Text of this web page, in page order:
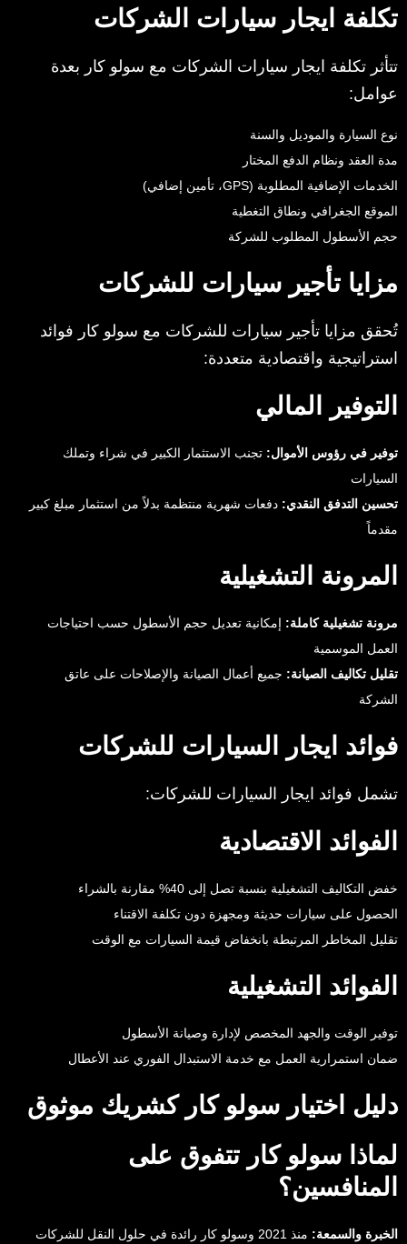
تكلفة ايجار سيارات الشركات
تتأثر تكلفة ايجار سيارات الشركات مع سولو كار بعدة
عوامل:
نوع السيارة والموديل والسنة
مدة العقد ونظام الدفع المختار
الخدمات الإضافية المطلوبة (GPS، تأمين إضافي)
الموقع الجغرافي ونطاق التغطية
حجم الأسطول المطلوب للشركة
مزايا تأجير سيارات للشركات
تُحقق مزايا تأجير سيارات للشركات مع سولو كار فوائد
استراتيجية واقتصادية متعددة:
التوفير المالي
توفير في رؤوس الأموال: تجنب الاستثمار الكبير في شراء وتملك
السيارات
تحسين التدفق النقدي: دفعات شهرية منتظمة بدلاً من استثمار مبلغ كبير
مقدماً
المرونة التشغيلية
مرونة تشغيلية كاملة: إمكانية تعديل حجم الأسطول حسب احتياجات
العمل الموسمية
تقليل تكاليف الصيانة: جميع أعمال الصيانة والإصلاحات على عاتق
الشركة
فوائد ايجار السيارات للشركات
تشمل فوائد ايجار السيارات للشركات:
الفوائد الاقتصادية
خفض التكاليف التشغيلية بنسبة تصل إلى 40% مقارنة بالشراء
الحصول على سيارات حديثة ومجهزة دون تكلفة الاقتناء
تقليل المخاطر المرتبطة بانخفاض قيمة السيارات مع الوقت
الفوائد التشغيلية
توفير الوقت والجهد المخصص لإدارة وصيانة الأسطول
ضمان استمرارية العمل مع خدمة الاستبدال الفوري عند الأعطال
دليل اختيار سولو كار كشريك موثوق
لماذا سولو كار تتفوق على
المنافسين؟
الخبرة والسمعة: منذ 2021 وسولو كار رائدة في حلول النقل للشركات